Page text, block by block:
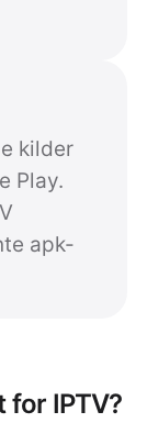
kilder
Play.
apk-
for IPTV?